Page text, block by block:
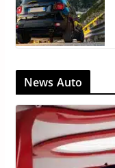
News Auto